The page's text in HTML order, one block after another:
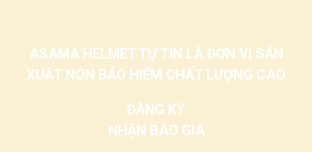
ASAMA HELMET TỰ TIN LÀ ĐƠN VỊ SẢN
XUẤT NÓN BẢO HIỂM CHẤT LƯỢNG CAO
ĐĂNG KÝ
NHẬN BÁO GIÁ